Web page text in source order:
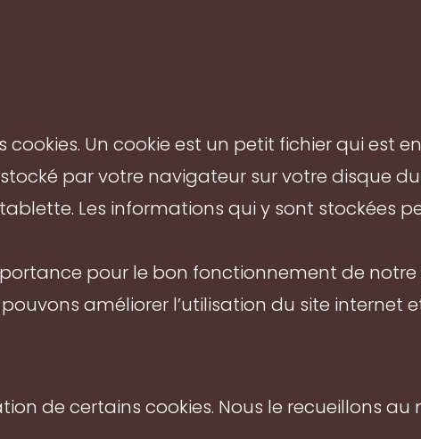
cookies. Un cookie est un petit fichier qui est
par votre navigateur sur votre disque
Les informations qui y sont stockées
pour le bon fonctionnement de notre
améliorer l’utilisation du site internet
de certains cookies. Nous le recueillons au